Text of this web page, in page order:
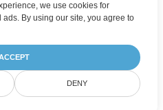
we use cookies for
By using our site, you agree to
DENY